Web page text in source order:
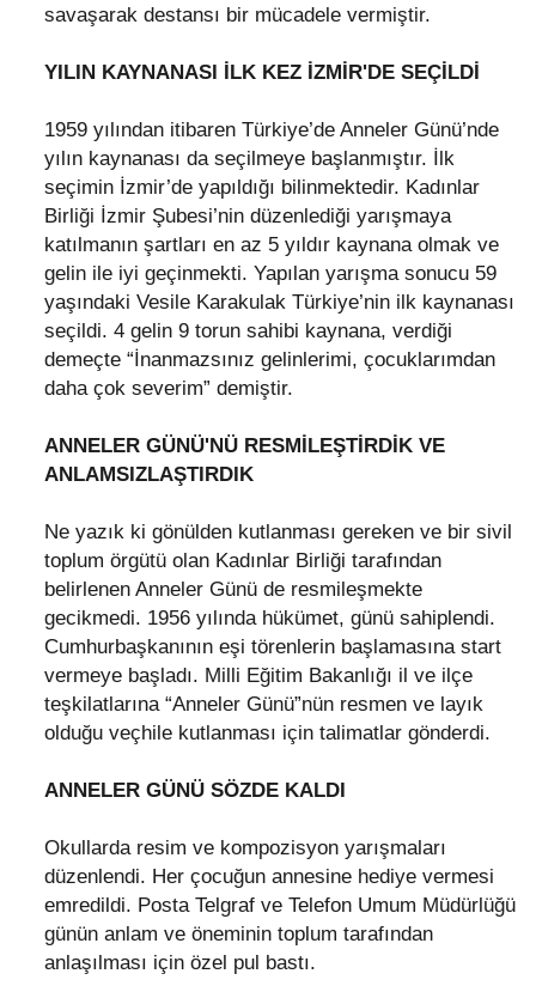
savaşarak destansı bir mücadele vermiştir.
YILIN KAYNANASI İLK KEZ İZMİR'DE SEÇİLDİ
1959 yılından itibaren Türkiye’de Anneler Günü’nde
yılın kaynanası da seçilmeye başlanmıştır. İlk
seçimin İzmir’de yapıldığı bilinmektedir. Kadınlar
Birliği İzmir Şubesi’nin düzenlediği yarışmaya
katılmanın şartları en az 5 yıldır kaynana olmak ve
gelin ile iyi geçinmekti. Yapılan yarışma sonucu 59
yaşındaki Vesile Karakulak Türkiye’nin ilk kaynanası
seçildi. 4 gelin 9 torun sahibi kaynana, verdiği
demeçte “İnanmazsınız gelinlerimi, çocuklarımdan
daha çok severim” demiştir.
ANNELER GÜNÜ'NÜ RESMİLEŞTİRDİK VE
ANLAMSIZLAŞTIRDIK
Ne yazık ki gönülden kutlanması gereken ve bir sivil
toplum örgütü olan Kadınlar Birliği tarafından
belirlenen Anneler Günü de resmileşmekte
gecikmedi. 1956 yılında hükümet, günü sahiplendi.
Cumhurbaşkanının eşi törenlerin başlamasına start
vermeye başladı. Milli Eğitim Bakanlığı il ve ilçe
teşkilatlarına “Anneler Günü”nün resmen ve layık
olduğu veçhile kutlanması için talimatlar gönderdi.
ANNELER GÜNÜ SÖZDE KALDI
Okullarda resim ve kompozisyon yarışmaları
düzenlendi. Her çocuğun annesine hediye vermesi
emredildi. Posta Telgraf ve Telefon Umum Müdürlüğü
günün anlam ve öneminin toplum tarafından
anlaşılması için özel pul bastı.